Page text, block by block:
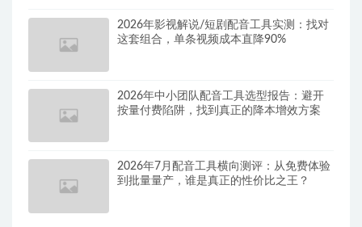
2026年影视解说/短剧配音工具实测：找对
这套组合，单条视频成本直降90%
2026年中小团队配音工具选型报告：避开
按量付费陷阱，找到真正的降本增效方案
2026年7月配音工具横向测评：从免费体验
到批量量产，谁是真正的性价比之王？